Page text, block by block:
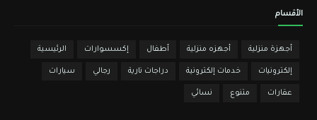
الأقسام
أجهزة منزلية أجهزه منزلية أطفال إكسسوارات الرئيسية
إلكترونيات خدمات إلكترونية دراجات نارية رجالي سيارات
عقارات متنوع نسائي